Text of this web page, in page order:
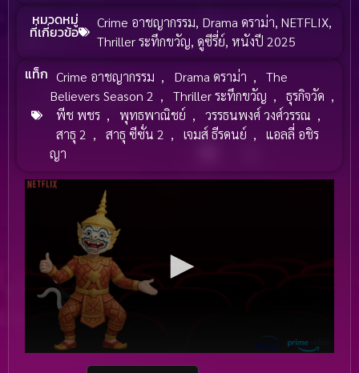
หมวดหมู่
ที่เกี่ยวข้อ
Crime อาชญากรรม, Drama ดราม่า, NETFLIX,
Thriller ระทึกขวัญ, ดูซีรี่ย์, หนังปี 2025
แท็ก Crime อาชญากรรม , Drama ดราม่า ,
The
Believers Season 2 , Thriller ระทึกขวัญ , ธุรกิจวัด ,
พีช พชร , พุทธพาณิชย์ , วรรธนพงศ์ วงศ์วรรณ ,
สาธุ 2 , สาธุ ซีซั่น 2 , เจมส์ ธีรดนย์ ,
แอลลี่ อชิร
ญา